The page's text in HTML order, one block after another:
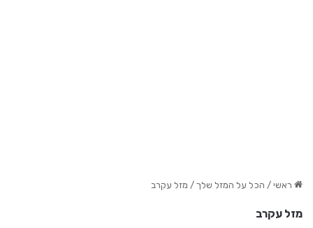
ראשי / הכל על המזל שלך / מזל עקרב
מזל עקרב